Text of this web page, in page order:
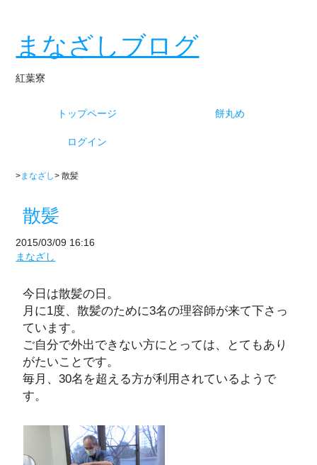
まなざしブログ
紅葉寮
トップページ 餅丸め
ログイン
>まなざし> 散髪
散髪
2015/03/09 16:16
まなざし
今日は散髪の日。
月に1度、散髪のために3名の理容師が来て下さっ
ています。
ご自分で外出できない方にとっては、とてもあり
がたいことです。
毎月、30名を超える方が利用されているようで
す。